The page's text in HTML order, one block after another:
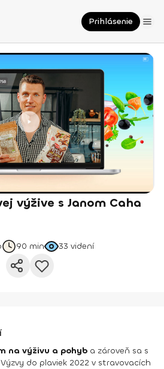
Prihlásenie
výžive s Janom Caha
90 min 33 videní
na výživu a pohyb a zároveň sa s
do plaviek 2022 v stravovacích